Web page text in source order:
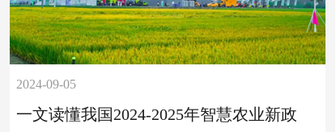
2024-09-05
一文读懂我国2024-2025年智慧农业新政